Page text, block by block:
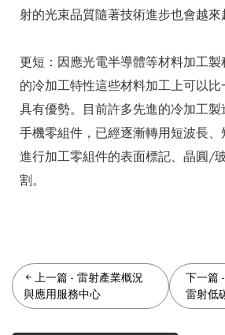
射的光束品質隨著技術進步也會越來
更短：因應光電半導體等材料加工
的冷加工特性這些材料加工上可以
具有優勢。目前許多先進的冷加工
手機零組件，已經逐漸轉用短波長
進行加工零組件的表面標記、晶圓/
割。
上一篇 - 雷射產業概況
與應用服務中心
下一篇-
雷射低